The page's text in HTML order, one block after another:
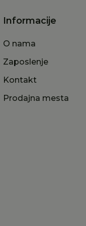
Informacije
O nama
Zaposlenje
Kontakt
Prodajna mesta